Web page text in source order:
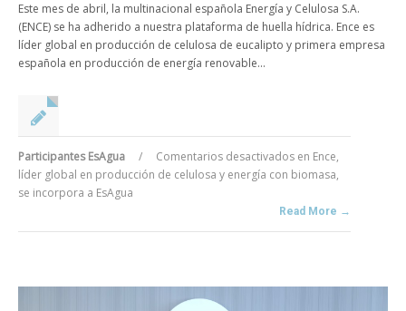
Este mes de abril, la multinacional española Energía y Celulosa S.A.
(ENCE) se ha adherido a nuestra plataforma de huella hídrica. Ence es
líder global en producción de celulosa de eucalipto y primera empresa
española en producción de energía renovable...
Participantes EsAgua / Comentarios desactivados en Ence,
líder global en producción de celulosa y energía con biomasa,
se incorpora a EsAgua
Read More →